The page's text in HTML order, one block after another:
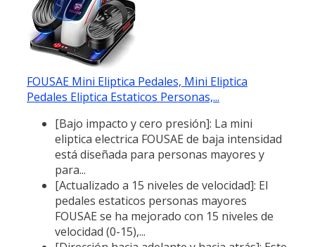
FOUSAE Mini Eliptica Pedales, Mini Eliptica
Pedales Eliptica Estaticos Personas,...
[Bajo impacto y cero presión]: La mini
eliptica electrica FOUSAE de baja intensidad
está diseñada para personas mayores y
para...
[Actualizado a 15 niveles de velocidad]: El
pedales estaticos personas mayores
FOUSAE se ha mejorado con 15 niveles de
velocidad (0-15),...